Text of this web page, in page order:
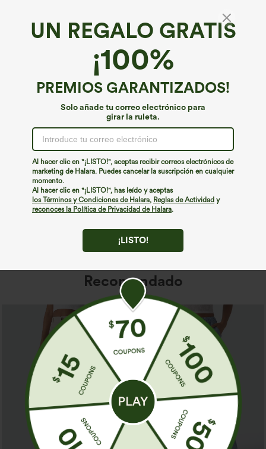
UN REGALO GRATIS
¡100%
PREMIOS GARANTIZADOS!
Solo añade tu correo electrónico para
girar la ruleta.
Al hacer clic en "¡LISTO!", aceptas recibir correos electrónicos de
marketing de Halara. Puedes cancelar la suscripción en cualquier
momento.
Al hacer clic en "¡LISTO!", has leído y aceptas
los Términos y Condiciones de Halara, Reglas de Actividad y
reconoces la Política de Privacidad de Halara.
¡LISTO!
¡Ups!
No podemos encontrar la página que estás buscando.
Seguir comprando
Recomendado